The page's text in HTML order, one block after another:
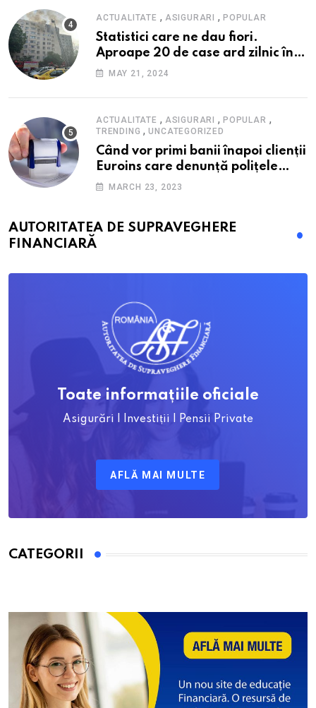
ACTUALITATE , ASIGURARI ,POPULAR
Statistici care ne dau fiori.
Aproape 20 de case ard zilnic în
România, iar pagubele au
nici 40 de lei pe lună
MAY 21, 2024
ACTUALITATE , ASIGURARI ,POPULAR ,
TRENDING ,UNCATEGORIZED
Când vor primi banii înapoi clienții
Euroins care denunță polițele
RCA? Toți pașii și toate termenele
MARCH 23, 2023
AUTORITATEA DE SUPRAVEGHERE
FINANCIARĂ
Toate informațiile oficiale
Asigurări | Investiții | Pensii Private
AFLĂ MAI MULTE
CATEGORII